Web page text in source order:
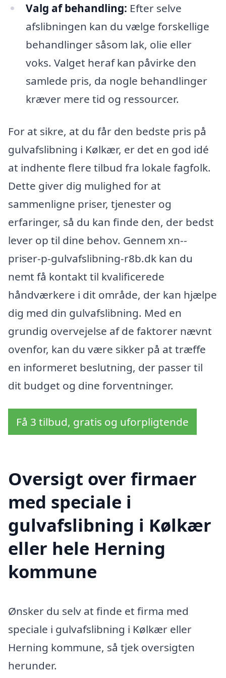
Valg af behandling: Efter selve
afslibningen kan du vælge forskellige
behandlinger såsom lak, olie eller
voks. Valget heraf kan påvirke den
samlede pris, da nogle behandlinger
kræver mere tid og ressourcer.
For at sikre, at du får den bedste pris på
gulvafslibning i Kølkær, er det en god idé
at indhente flere tilbud fra lokale fagfolk.
Dette giver dig mulighed for at
sammenligne priser, tjenester og
erfaringer, så du kan finde den, der bedst
lever op til dine behov. Gennem xn--
priser-p-gulvafslibning-r8b.dk kan du
nemt få kontakt til kvalificerede
håndværkere i dit område, der kan hjælpe
dig med din gulvafslibning. Med en
grundig overvejelse af de faktorer nævnt
ovenfor, kan du være sikker på at træffe
en informeret beslutning, der passer til
dit budget og dine forventninger.
Få 3 tilbud, gratis og uforpligtende
Oversigt over firmaer
med speciale i
gulvafslibning i Kølkær
eller hele Herning
kommune
Ønsker du selv at finde et firma med
speciale i gulvafslibning i Kølkær eller
Herning kommune, så tjek oversigten
herunder.